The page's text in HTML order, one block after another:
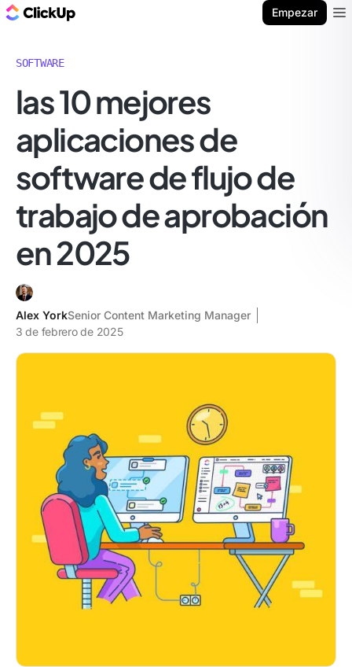
Empezar
SOFTWARE
las 10 mejores
aplicaciones de
software de flujo de
trabajo de aprobación
en 2025
Alex YorkSenior Content Marketing Manager
3 de febrero de 2025